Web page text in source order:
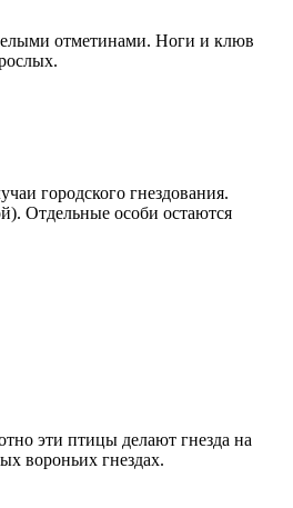
отметинами. Ноги и клюв
городского гнездования.
Отдельные особи остаются
эти птицы делают гнезда на
вороньих гнездах.